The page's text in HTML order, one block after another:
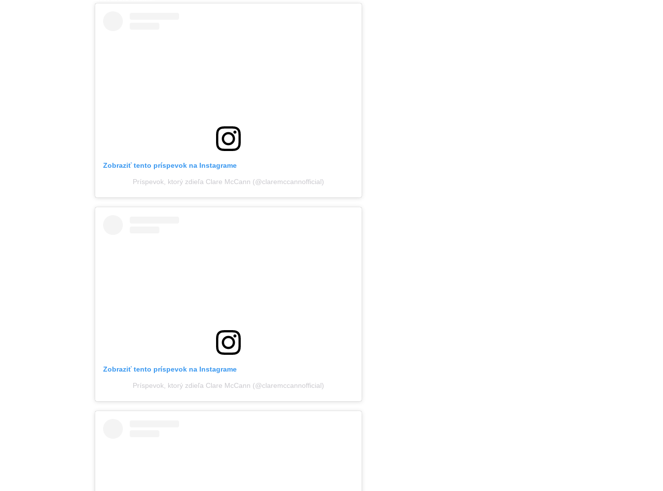
Zobraziť tento príspevok na Instagrame
Príspevok, ktorý zdieľa Clare McCann (@claremccannofficial)
Zobraziť tento príspevok na Instagrame
Príspevok, ktorý zdieľa Clare McCann (@claremccannofficial)